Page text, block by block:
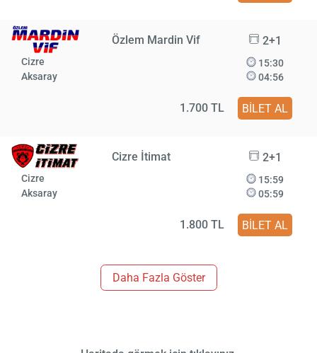
Özlem Mardin Vif 2+1
Cizre
Aksaray
15:30
04:56
1.700 TL BİLET AL
Cizre İtimat 2+1
Cizre
Aksaray
15:59
05:59
1.800 TL BİLET AL
Daha Fazla Göster